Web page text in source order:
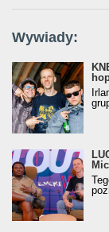
Wywiady: